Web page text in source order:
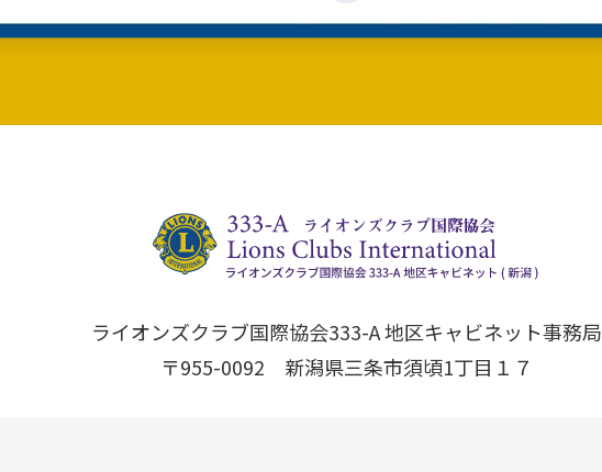
ライオンズクラブ国際協会333-A 地区キャビネット事務局
〒955-0092 新潟県三条市須頃1丁目１７